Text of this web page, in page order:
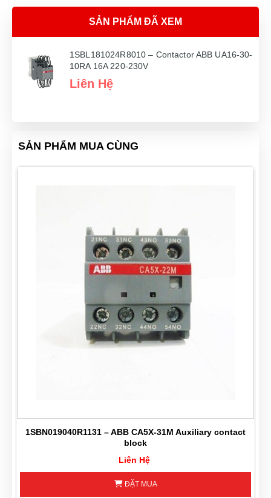
SẢN PHẨM ĐÃ XEM
1SBL181024R8010 – Contactor ABB UA16-30-
10RA 16A 220-230V
Liên Hệ
SẢN PHẨM MUA CÙNG
1SBN019040R1131 – ABB CA5X-31M Auxiliary contact
block
Liên Hệ
ĐẶT MUA